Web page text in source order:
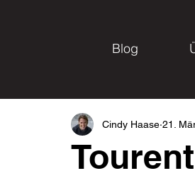
Blog
Cindy Haase 21.